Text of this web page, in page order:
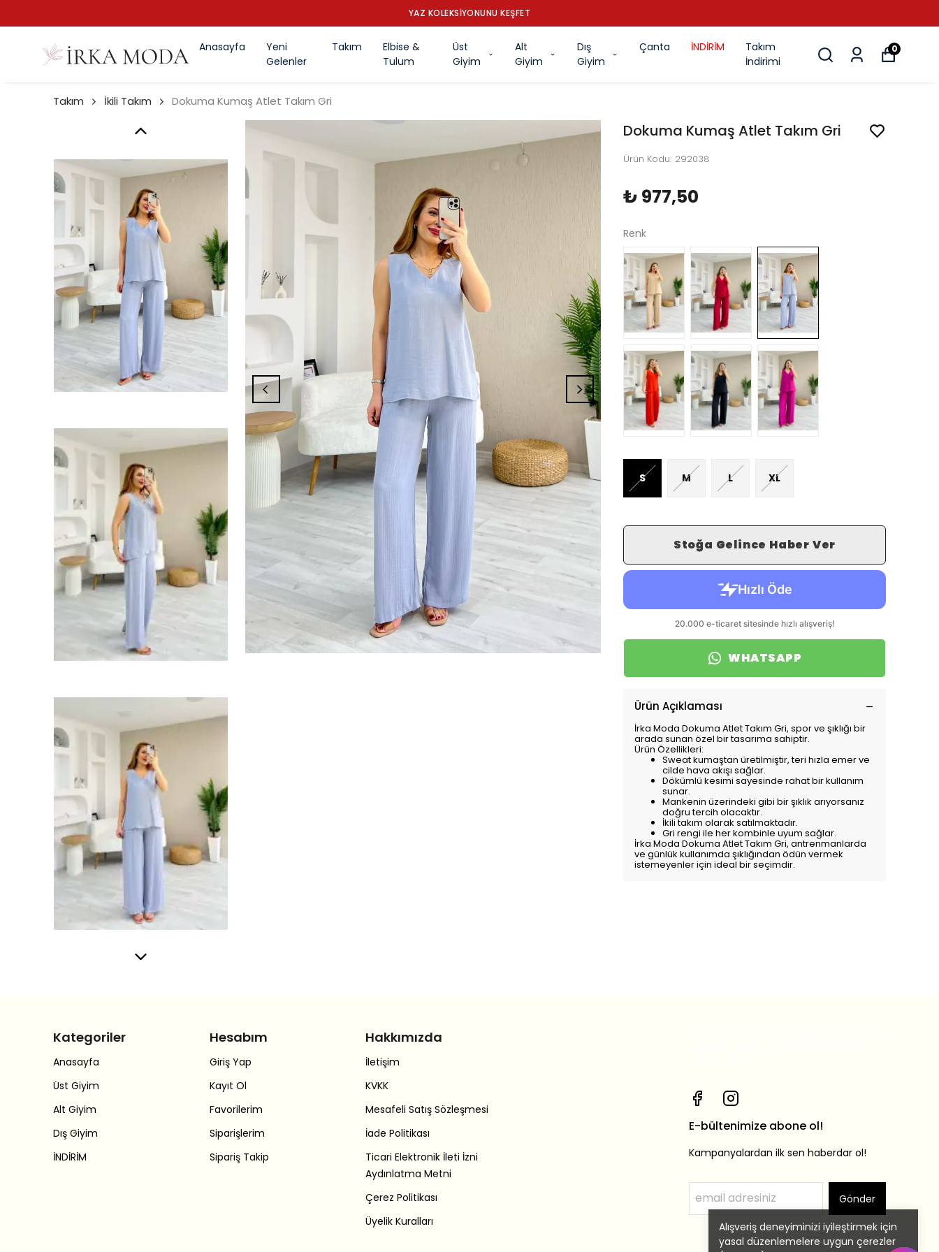
YAZ KOLEKSİYONUNU KEŞFET
Anasayfa
Yeni
Gelenler
Takım
Elbise &
Tulum
Üst
Giyim
Alt
Giyim
Dış
Giyim
Çanta İNDİRİM
Takım
İndirimi
0
Alışveriş deneyiminizi iyileştirmek için
yasal düzenlemelere uygun çerezler
Takım İkili Takım Dokuma Kumaş Atlet Takım Gri
Dokuma Kumaş Atlet Takım Gri
Ürün Kodu: 292038
₺ 977,50
Renk
S M L XL
Stoğa Gelince Haber Ver
WHATSAPP
Ürün Açıklaması
İrka Moda Dokuma Atlet Takım Gri, spor ve şıklığı bir
arada sunan özel bir tasarıma sahiptir.
Ürün Özellikleri:
Sweat kumaştan üretilmiştir, teri hızla emer ve
cilde hava akışı sağlar.
Dökümlü kesimi sayesinde rahat bir kullanım
sunar.
Mankenin üzerindeki gibi bir şıklık arıyorsanız
doğru tercih olacaktır.
İkili takım olarak satılmaktadır.
Gri rengi ile her kombinle uyum sağlar.
İrka Moda Dokuma Atlet Takım Gri, antrenmanlarda
ve günlük kullanımda şıklığından ödün vermek
istemeyenler için ideal bir seçimdir.
Kategoriler
Anasayfa
Üst Giyim
Alt Giyim
Dış Giyim
İNDİRİM
Hesabım
Giriş Yap
Kayıt Ol
Favorilerim
Siparişlerim
Sipariş Takip
Hakkımızda
İletişim
KVKK
Mesafeli Satış Sözleşmesi
İade Politikası
Ticari Elektronik İleti İzni
Aydınlatma Metni
Çerez Politikası
Üyelik Kuralları
E-bültenimize abone ol!
Kampanyalardan ilk sen haberdar ol!
Gönder